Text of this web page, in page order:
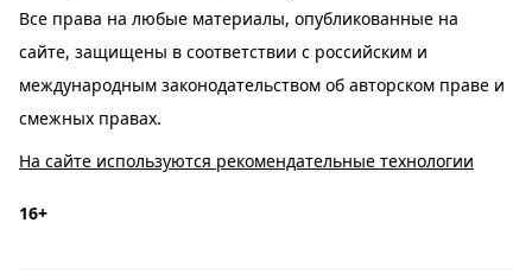
Все права на любые материалы, опубликованные на
сайте, защищены в соответствии с российским и
международным законодательством об авторском праве и
смежных правах.
На сайте используются рекомендательные технологии
16+